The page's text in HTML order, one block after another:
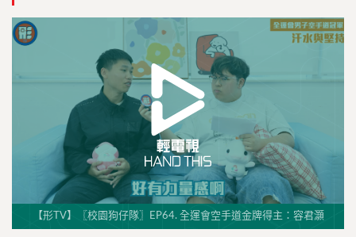
【形TV】〖校園狗仔隊〗EP64. 全運會空手道金牌得主：容君灝